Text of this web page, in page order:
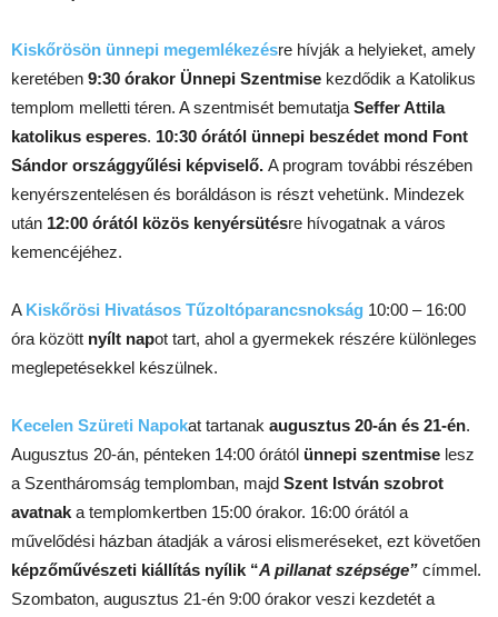
Kiskőrösön ünnepi megemlékezésre hívják a helyieket, amely
keretében 9:30 órakor Ünnepi Szentmise kezdődik a Katolikus
templom melletti téren. A szentmisét bemutatja Seffer Attila
katolikus esperes. 10:30 órától ünnepi beszédet mond Font
Sándor országgyűlési képviselő. A program további részében
kenyérszentelésen és boráldáson is részt vehetünk. Mindezek
után 12:00 órától közös kenyérsütésre hívogatnak a város
kemencéjéhez.
A Kiskőrösi Hivatásos Tűzoltóparancsnokság 10:00 – 16:00
óra között nyílt napot tart, ahol a gyermekek részére különleges
meglepetésekkel készülnek.
Kecelen Szüreti Napokat tartanak augusztus 20-án és 21-én.
Augusztus 20-án, pénteken 14:00 órától ünnepi szentmise lesz
a Szentháromság templomban, majd Szent István szobrot
avatnak a templomkertben 15:00 órakor. 16:00 órától a
művelődési házban átadják a városi elismeréseket, ezt követően
képzőművészeti kiállítás nyílik “A pillanat szépsége” címmel.
Szombaton, augusztus 21-én 9:00 órakor veszi kezdetét a